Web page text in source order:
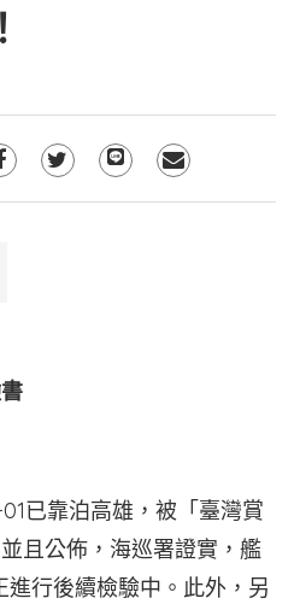
已靠泊高雄，被「臺灣賞
且公佈，海巡署證實，艦
進行後續檢驗中。此外，另